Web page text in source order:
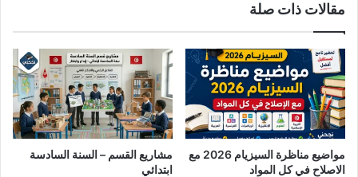
2026
مقالات ذات صلة
مواضيع مناظرة السيزيام 2026 مع
الاصلاح في كل المواد
مشاريع القسم – السنة السادسة
ابتدائي